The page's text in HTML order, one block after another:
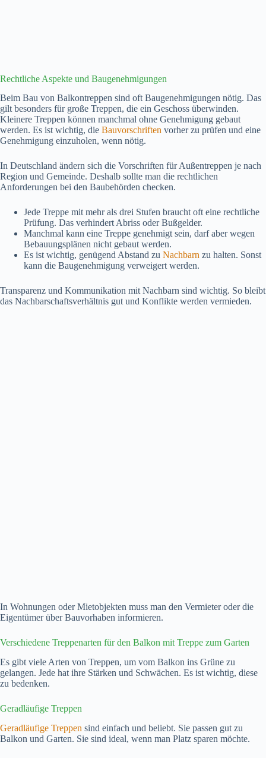
Rechtliche Aspekte und Baugenehmigungen
Beim Bau von Balkontreppen sind oft Baugenehmigungen nötig. Das
gilt besonders für große Treppen, die ein Geschoss überwinden.
Kleinere Treppen können manchmal ohne Genehmigung gebaut
werden. Es ist wichtig, die Bauvorschriften vorher zu prüfen und eine
Genehmigung einzuholen, wenn nötig.
In Deutschland ändern sich die Vorschriften für Außentreppen je nach
Region und Gemeinde. Deshalb sollte man die rechtlichen
Anforderungen bei den Baubehörden checken.
Jede Treppe mit mehr als drei Stufen braucht oft eine rechtliche
Prüfung. Das verhindert Abriss oder Bußgelder.
Manchmal kann eine Treppe genehmigt sein, darf aber wegen
Bebauungsplänen nicht gebaut werden.
Es ist wichtig, genügend Abstand zu Nachbarn zu halten. Sonst
kann die Baugenehmigung verweigert werden.
Transparenz und Kommunikation mit Nachbarn sind wichtig. So bleibt
das Nachbarschaftsverhältnis gut und Konflikte werden vermieden.
In Wohnungen oder Mietobjekten muss man den Vermieter oder die
Eigentümer über Bauvorhaben informieren.
Verschiedene Treppenarten für den Balkon mit Treppe zum Garten
Es gibt viele Arten von Treppen, um vom Balkon ins Grüne zu
gelangen. Jede hat ihre Stärken und Schwächen. Es ist wichtig, diese
zu bedenken.
Geradläufige Treppen
Geradläufige Treppen sind einfach und beliebt. Sie passen gut zu
Balkon und Garten. Sie sind ideal, wenn man Platz sparen möchte.